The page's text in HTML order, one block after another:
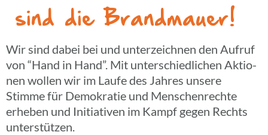
sind die Brandmauer!
Wir sind dabei bei und unter­zeich­nen den Aufruf
von “Hand in Hand”. Mit unter­schied­li­chen Aktio­
nen wollen wir im Laufe des Jahres unsere
Stimme für Demo­kra­tie und Menschen­rechte
erheben und Initia­ti­ven im Kampf gegen Rechts
unterstützen.